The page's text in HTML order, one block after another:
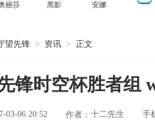
丽莎
黑影 安娜
望先锋 > 资讯 > 正文
锋时空杯胜者组
03-06 20:52 作者： 十二先生 手